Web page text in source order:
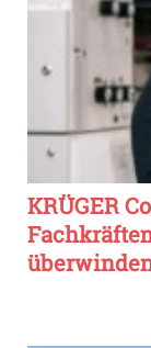
KRÜGER